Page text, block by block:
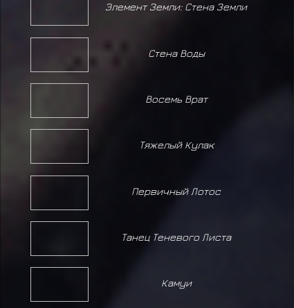
Элемент Земли: Стена Земли
Стена Воды
Восемь Врат
Тяжелый Кулак
Первичный Лотос
Танец Теневого Листа
Камуи